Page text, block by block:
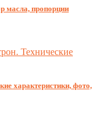
масла, пропорции
характеристики, фото,